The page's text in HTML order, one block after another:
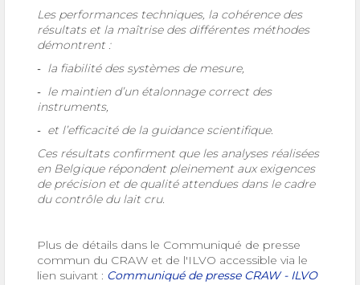
Les performances techniques, la cohérence des
résultats et la maîtrise des différentes méthodes
démontrent :
‐ la fiabilité des systèmes de mesure,
‐ le maintien d’un étalonnage correct des
instruments,
‐ et l’efficacité de la guidance scientifique.
Ces résultats confirment que les analyses réalisées
en Belgique répondent pleinement aux exigences
de précision et de qualité attendues dans le cadre
du contrôle du lait cru.
Plus de détails dans le Communiqué de presse
commun du CRAW et de l'ILVO accessible via le
lien suivant : Communiqué de presse CRAW - ILVO